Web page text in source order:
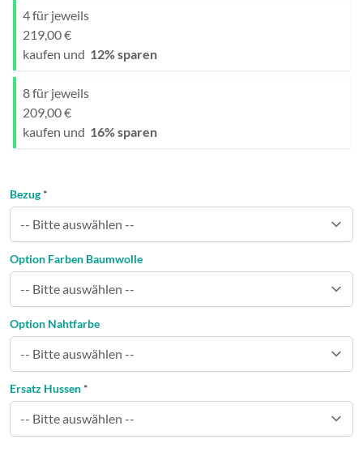
4 für jeweils
219,00 €
kaufen und 12% sparen
8 für jeweils
209,00 €
kaufen und 16% sparen
Bezug *
Option Farben Baumwolle
Option Nahtfarbe
Ersatz Hussen *